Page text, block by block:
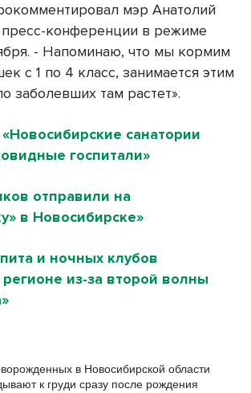
мэр Анатолий
конференции в режиме
- Напоминаю, что мы кормим
с 1 по 4 класс, занимается этим
заболевших там растет».
«Новосибирские санатории
госпитали»
отправили на
в Новосибирске»
и ночных клубов
из-за второй волны
в Новосибирской области
к груди сразу после рождения